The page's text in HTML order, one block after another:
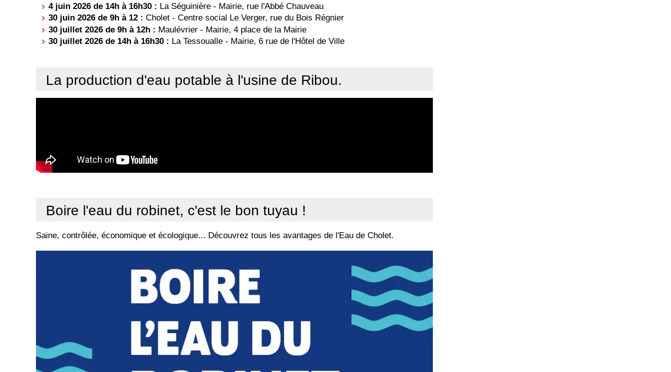
4 juin 2026 de 14h à 16h30 : La Séguinière - Mairie, rue l'Abbé Chauveau
30 juin 2026 de 9h à 12 : Cholet - Centre social Le Verger, rue du Bois Régnier
30 juillet 2026 de 9h à 12h : Maulévrier - Mairie, 4 place de la Mairie
30 juillet 2026 de 14h à 16h30 : La Tessoualle - Mairie, 6 rue de l'Hôtel de Ville
La production d'eau potable à l'usine de Ribou.
Boire l'eau du robinet, c'est le bon tuyau !
Saine, contrôlée, économique et écologique... Découvrez tous les avantages de l'Eau de Cholet.